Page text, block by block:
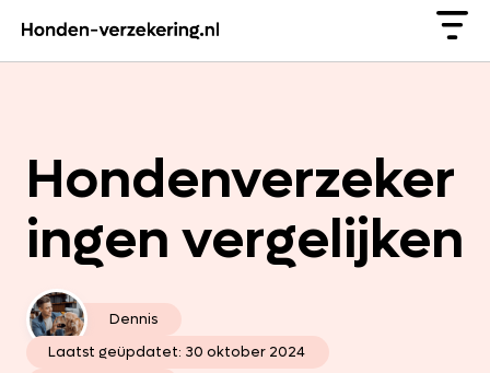
Hondenverzeker
ingen vergelijken
Dennis
Laatst geüpdatet: 30 oktober 2024